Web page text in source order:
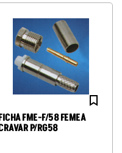
FME-F/58 FEMEA
P/RG58